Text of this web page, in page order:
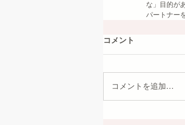
な」目的が
パートナー
コメント
コメントを追加…